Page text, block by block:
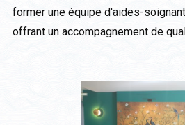
former une équipe d'aides-
offrant un accompagnement de